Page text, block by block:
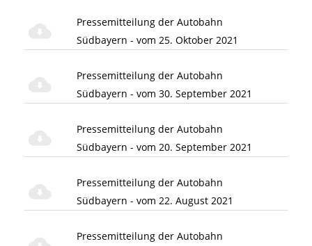
Pressemitteilung der Autobahn
Südbayern - vom 25. Oktober 2021
Pressemitteilung der Autobahn
Südbayern - vom 30. September 2021
Pressemitteilung der Autobahn
Südbayern - vom 20. September 2021
Pressemitteilung der Autobahn
Südbayern - vom 22. August 2021
Pressemitteilung der Autobahn